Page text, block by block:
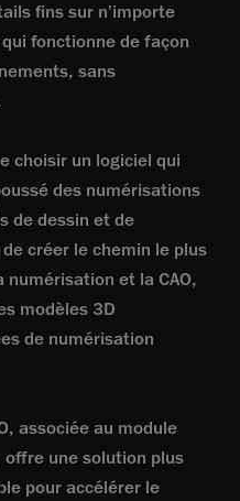
fins sur n'importe
fonctionne de façon
sans
choisir un logiciel qui
des numérisations
de dessin et de
créer le chemin le plus
et la CAO,
modèles 3D
de numérisation
associée au module
offre une solution plus
pour accélérer le